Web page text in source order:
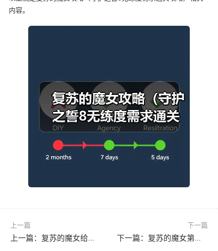
内容。
上一篇
上一篇：复苏的魔女给大伙算一下镜阴间护甲加成身板的减防收益
下一篇
下一篇：复苏的魔女第三章间章boss通关方法